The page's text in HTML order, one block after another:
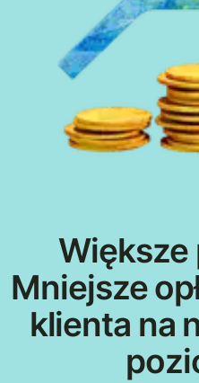
Większe
Mniejsze
klienta na